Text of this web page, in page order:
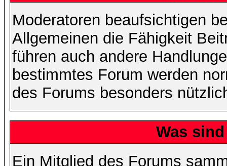
Moderatoren beaufsichtigen
Allgemeinen die Fähigkeit
führen auch andere
bestimmtes Forum werden
des Forums besonders
Was
Ein Mitglied des Forums